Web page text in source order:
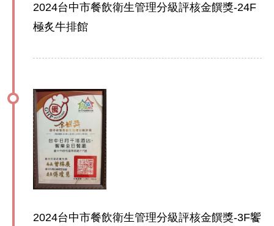
2024台中市餐飲衛生管理分級評核金饌獎-24F
極炙牛排館
2024台中市餐飲衛生管理分級評核金饌獎-3F饗